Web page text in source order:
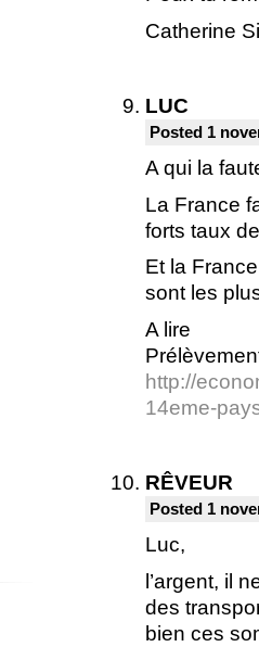
Catherine
LUC
Posted 1
A qui la
La France
forts taux
Et la
sont les
A lire
http://
14eme-
RÊVEUR
Posted 1
Luc,
l’argent, il
des
bien ces